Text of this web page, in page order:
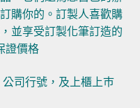
購你的。訂製人喜歡購
並享受訂製化筆訂造的
證價格
司行號，及上櫃上巿